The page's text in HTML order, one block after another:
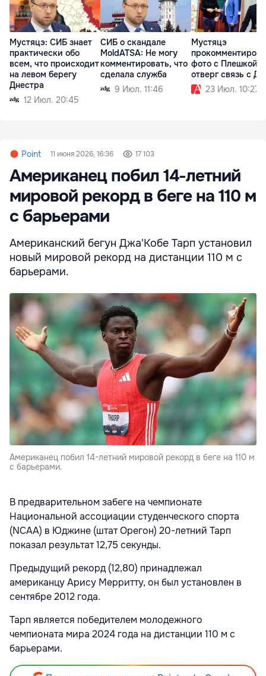
Мустяцэ: СИБ знает
практически обо
всем, что происходит
на левом берегу
Днестра
12 Июл. 20:45
СИБ о скандале
MoldATSA: Не могу
комментировать, что
сделала служба
9 Июл. 11:46
Мустяцэ
фото с Плешкой и
отверг связь с
23 Июл. 10:27
Point 11 июня 2026, 16:36 17 103
Американец побил 14-летний
мировой рекорд в беге на 110 м
с барьерами
Американский бегун Джа'Кобе Тарп установил
новый мировой рекорд на дистанции 110 м с
барьерами.
Американец побил 14-летний мировой рекорд в беге на 110 м
с барьерами.
В предварительном забеге на чемпионате
Национальной ассоциации студенческого спорта
(NCAA) в Юджине (штат Орегон) 20-летний Тарп
показал результат 12,75 секунды.
Предыдущий рекорд (12,80) принадлежал
американцу Арису Мерритту, он был установлен в
сентябре 2012 года.
Тарп является победителем молодежного
чемпионата мира 2024 года на дистанции 110 м с
барьерами.